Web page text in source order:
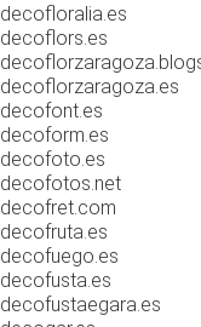
decofloralia.es
decoflors.es
decoflorzaragoza.es
decofont.es
decoform.es
decofoto.es
decofotos.net
decofret.com
decofruta.es
decofuego.es
decofusta.es
decofustaegara.es